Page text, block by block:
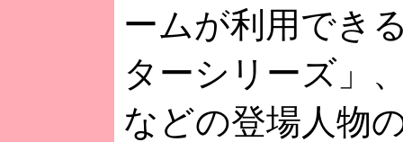
ームが利用でき
ターシリーズ」
などの登場人物